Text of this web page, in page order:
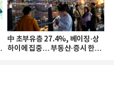
中 초부유층 27.4%, 베이징·상
하이에 집중… 부동산·증시 한파